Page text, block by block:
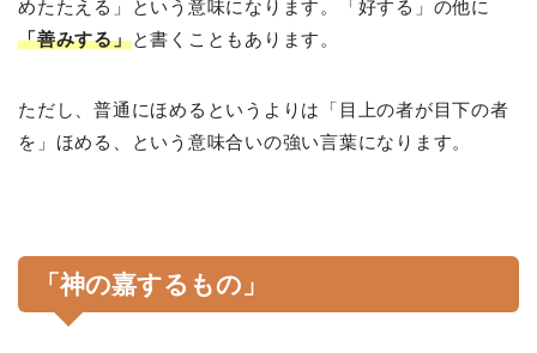
めたたえる」という意味になります。「好する」の他に
「善みする」と書くこともあります。
ただし、普通にほめるというよりは「目上の者が目下の者
を」ほめる、という意味合いの強い言葉になります。
「神の嘉するもの」